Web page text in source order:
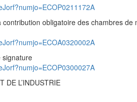
obligatoire des chambres de
DE L’INDUSTRIE